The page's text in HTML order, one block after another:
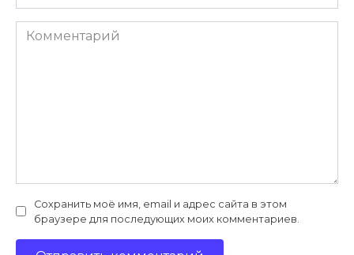
Комментарий
Сохранить моё имя, email и адрес сайта в этом
браузере для последующих моих комментариев.